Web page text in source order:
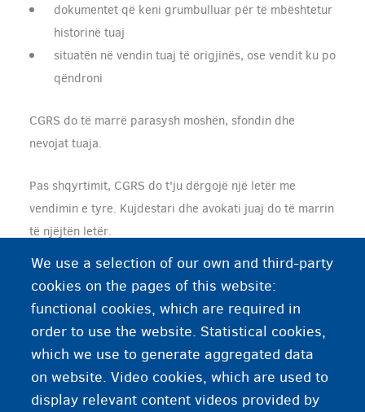
dokumentet që keni grumbulluar për të mbështetur
historinë tuaj
situatën në vendin tuaj të origjinës, ose vendit ku po
qëndroni
CGRS do të marrë parasysh moshën, sfondin dhe
nevojat tuaja.
Pas shqyrtimit, CGRS do t'ju dërgojë një letër me
vendimin e tyre. Kujdestari dhe avokati juaj do të marrin
të njëjtën letër.
Më shumë informacion?
Udhërrëfyesi i CGRS për të miturit e pashoqëruar
www.asyluminbelgium.be: i mituri i pashoqëruar
We use a selection of our own and third-party
cookies on the pages of this website:
functional cookies, which are required in
order to use the website. Statistical cookies,
which we use to generate aggregated data
on website. Video cookies, which are used to
display relevant content videos provided by